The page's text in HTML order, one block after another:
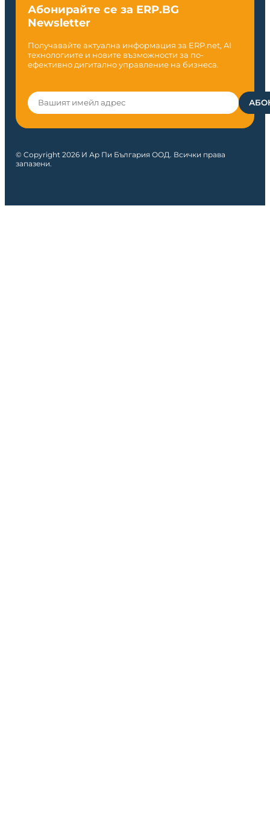
Абонирайте се за ERP.BG
Newsletter
Получавайте актуална информация за ERP.net, AI
технологиите и новите възможности за по-
ефективно дигитално управление на бизнеса.
© Copyright 2026 И Ар Пи България ООД. Всички права
запазени.